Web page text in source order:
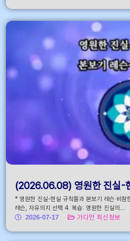
(2026.06.08) 영원한 진실-
* 영원한 진실-현실 규칙들과 본보기 레슨·비
레슨, 자유의지 선택 4. 복습: 영원한 진실의...
2026-07-17
가디언 최신정보